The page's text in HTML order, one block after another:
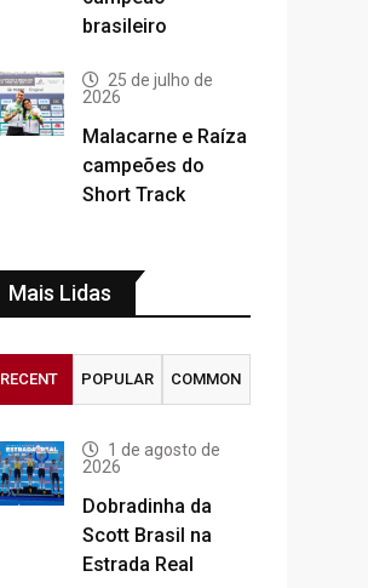
brasileiro
25 de julho de
2026
Malacarne e Raíza
campeões do
Short Track
Mais Lidas
RECENT POPULAR COMMON
1 de agosto de
2026
Dobradinha da
Scott Brasil na
Estrada Real